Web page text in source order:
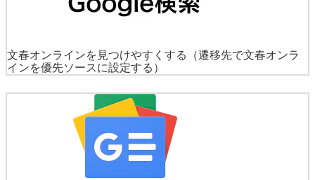
文春オンラインを見つけやすくする
（遷移先で文春オンラ
インを優先ソースに設定する）